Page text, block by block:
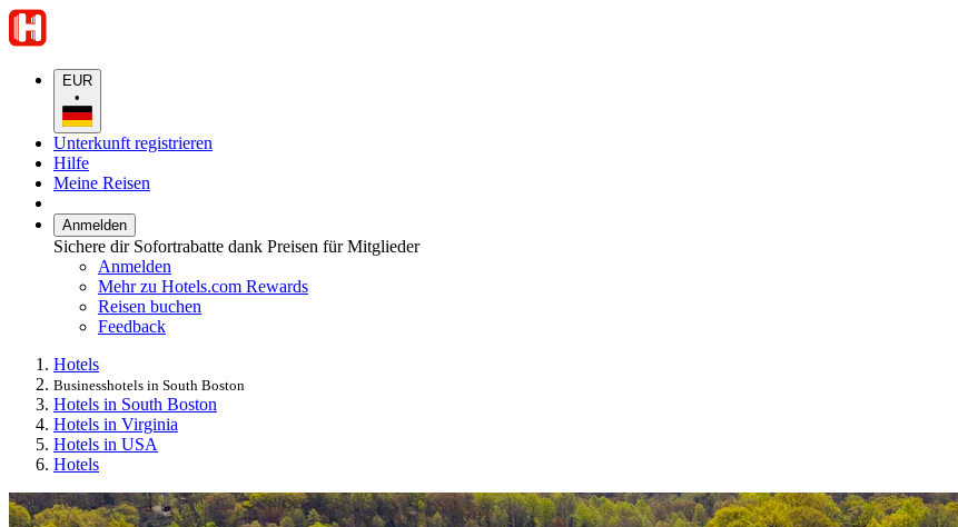
EUR
•
Unterkunft registrieren
Hilfe
Meine Reisen
Anmelden
Sichere dir Sofortrabatte dank Preisen für Mitglieder
Anmelden
Mehr zu Hotels.com Rewards
Reisen buchen
Feedback
Hotels
Businesshotels in South Boston
Hotels in South Boston
Hotels in Virginia
Hotels in USA
Hotels